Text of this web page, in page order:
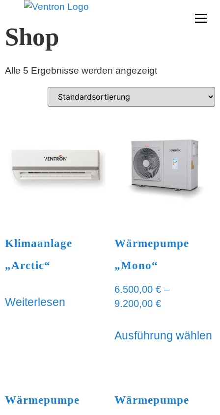
Startseite/ Shop
Shop
Alle 5 Ergebnisse werden angezeigt
Klimaanlage
„Arctic“
Weiterlesen
Wärmepumpe
„Mono“
6.500,00 €–
9.200,00 €
Ausführung wählen
Wärmepumpe
Wärmepumpe